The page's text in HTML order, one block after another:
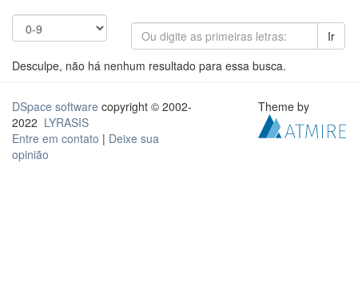
Ir
Desculpe, não há nenhum resultado para essa busca.
DSpace software copyright © 2002-
2022 LYRASIS
Entre em contato | Deixe sua
opinião
Theme by